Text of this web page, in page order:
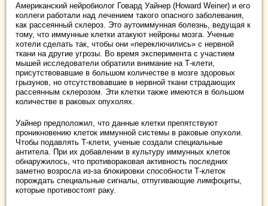
Американский нейробиолог Говард Уайнер (Howard Weiner) и его
коллеги работали над лечением такого опасного заболевания,
как рассеянный склероз. Это аутоиммунная болезнь, ведущая к
тому, что иммунные клетки атакуют нейроны мозга. Ученые
хотели сделать так, чтобы они «переключились» с нервной
ткани на другие угрозы. Во время эксперимента с участием
мышей исследователи обратили внимание на Т-клети,
присутствовавшие в большом количестве в мозге здоровых
грызунов, но отсутствовавшие в нервной ткани страдающих
рассеянным склерозом. Эти клетки также имеются в большом
количестве в раковых опухолях.
Уайнер предположил, что данные клетки препятствуют
проникновению клеток иммунной системы в раковые опухоли.
Чтобы подавлять Т-клети, ученые создали специальные
антитела. При их добавлении в культуру иммунных клеток
обнаружилось, что противораковая активность последних
заметно возросла из-за блокировки способности Т-клеток
порождать специальные сигналы, отпугивающие лимфоциты,
которые противостоят раку.